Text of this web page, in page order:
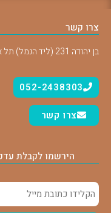
צרו קשר
בן יהודה 231 (ליד הנמל) תל אביב
052-2438303
צרו קשר
הירשמו לקבלת